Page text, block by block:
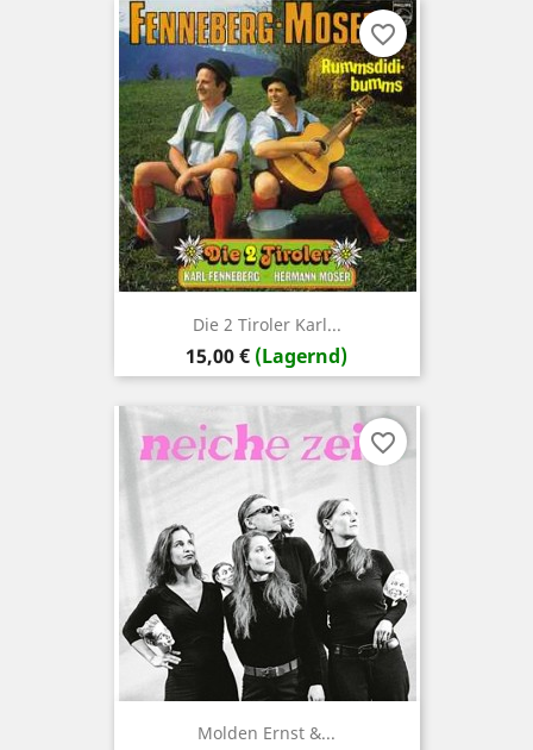
Die 2 Tiroler Karl...
Preis
15,00 € (Lagernd)
favorite_border
Molden Ernst &...
favorite_border